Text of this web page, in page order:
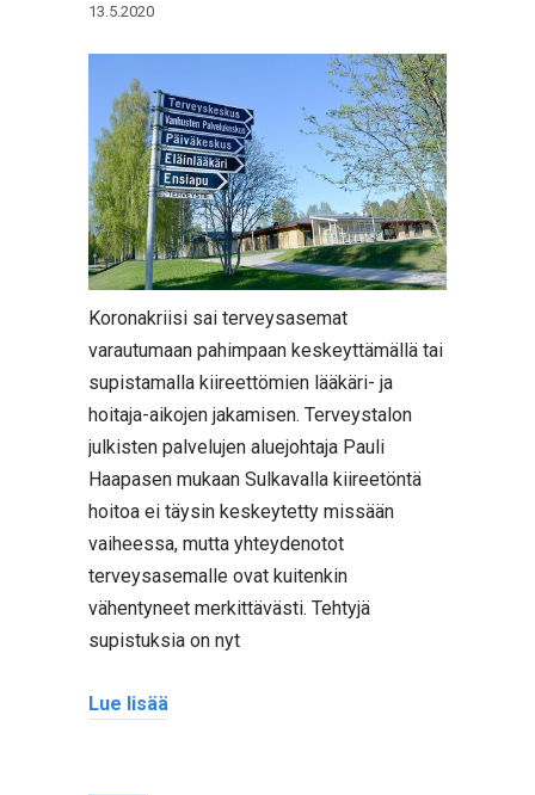
13.5.2020
Koronakriisi sai terveysasemat
varautumaan pahimpaan keskeyttämällä tai
supistamalla kiireettömien lääkäri- ja
hoitaja-aikojen jakamisen. Terveystalon
julkisten palvelujen aluejohtaja Pauli
Haapasen mukaan Sulkavalla kiireetöntä
hoitoa ei täysin keskeytetty missään
vaiheessa, mutta yhteydenotot
terveysasemalle ovat kuitenkin
vähentyneet merkittävästi. Tehtyjä
supistuksia on nyt
Lue lisää